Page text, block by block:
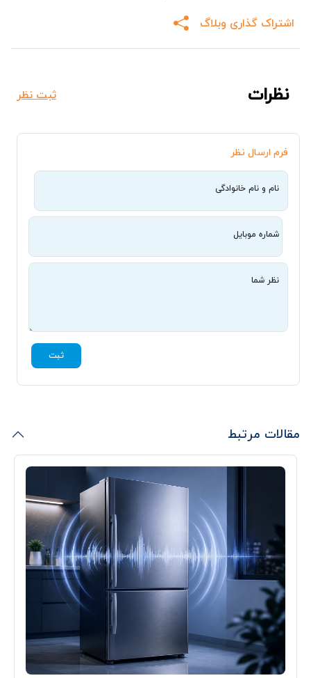
اشتراک گذاری وبلاگ
نظرات ثبت نظر
فرم ارسال نظر
نام و نام خانوادگی
شماره موبایل
نظر شما
ثبت
مقالات مرتبط